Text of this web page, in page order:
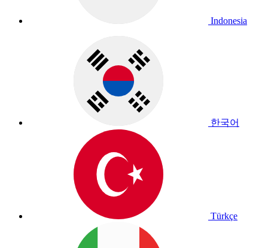
Indonesia
한국어
Türkçe